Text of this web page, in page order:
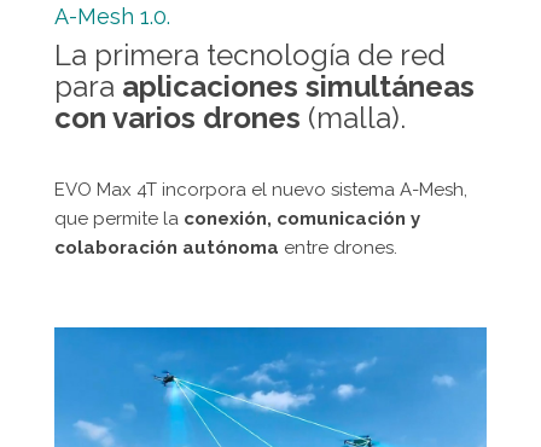
A-Mesh 1.0.
La primera tecnología de red
para aplicaciones simultáneas
con varios drones (malla).
EVO Max 4T incorpora el nuevo sistema A-Mesh,
que permite la conexión, comunicación y
colaboración autónoma entre drones.